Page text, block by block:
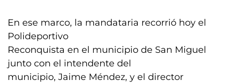
En ese marco, la mandataria recorrió hoy el
Polideportivo
Reconquista en el municipio de San Miguel
junto con el intendente del
municipio, Jaime Méndez, y el director